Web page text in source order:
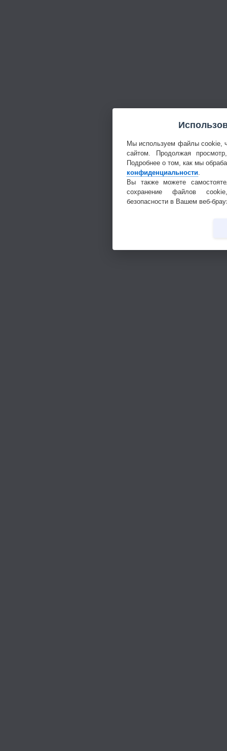
Мы используем файлы cookie,
сайтом. Продолжая
Подробнее о том, как мы
конфиденциальности
Вы также можете
сохранение файлов
безопасности в Вашем веб-